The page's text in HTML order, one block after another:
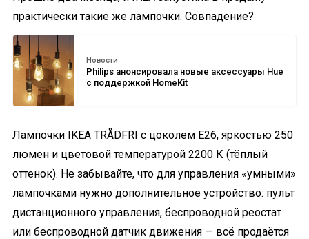
практически такие же лампочки. Совпадение?
Новости
Philips анонсировала новые аксессуары Hue
с поддержкой HomeKit
Лампочки IKEA TRÅDFRI с цоколем E26, яркостью 250
люмен и цветовой температурой 2200 К (тёплый
оттенок). Не забывайте, что для управления «умными»
лампочками нужно дополнительное устройство: пульт
дистанционного управления, беспроводной реостат
или беспроводной датчик движения — всё продаётся